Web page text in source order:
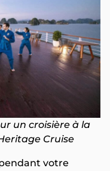
un croisière à la
Cruise
votre